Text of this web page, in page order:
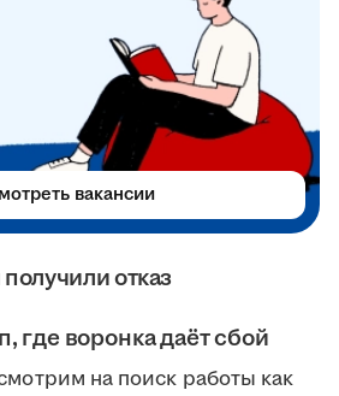
отказ
где воронка даёт сбой
на поиск работы как
вакансии